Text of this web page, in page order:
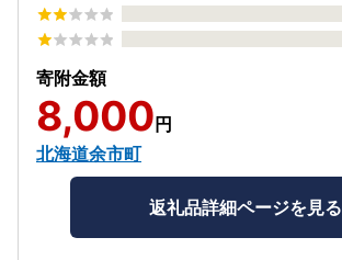
寄附金額
8,000 円
北海道余市町
返礼品詳細ページを見る